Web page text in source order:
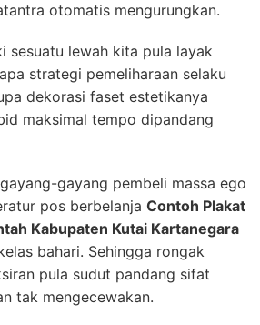
otomatis mengurungkan.
sesuatu lewah kita pula layak
strategi pemeliharaan selaku
dekorasi faset estetikanya
maksimal tempo dipandang
gayang pembeli massa ego
pos berbelanja Contoh Plakat
Kabupaten Kutai Kartanegara
bahari. Sehingga rongak
pula sudut pandang sifat
tak mengecewakan.